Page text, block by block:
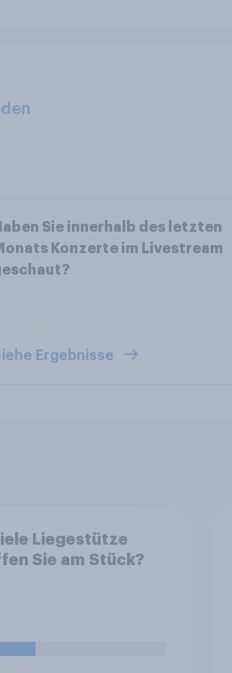
Sie innerhalb des letzten
Konzerte im Livestream
Ergebnisse
Liegestütze
Sie am Stück?